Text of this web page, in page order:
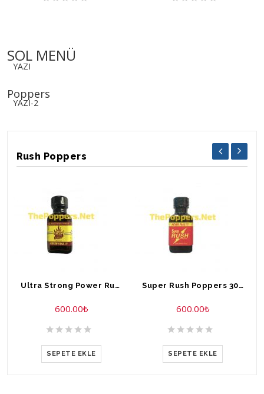
SOL MENÜ
YAZI
Poppers
YAZI-2
Rush Poppers
Ultra Strong Power Rush Poppers 30 ml
600.00₺
SEPETE EKLE
Super Rush Poppers 30 ml
600.00₺
SEPETE EKLE